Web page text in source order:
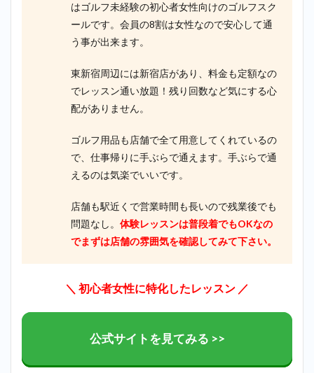
はゴルフ未経験の初心者女性向けのゴルフスク
ールです。会員の8割は女性なので安心して通
う事が出来ます。
東新宿周辺には新宿店があり、料金も定額なの
でレッスン通い放題！残り回数など気にする心
配がありません。
ゴルフ用品も店舗で全て用意してくれているの
で、仕事帰りに手ぶらで通えます。手ぶらで通
えるのは気楽でいいです。
店舗も駅近くで営業時間も長いので残業後でも
問題なし。 体験レッスンは普段着でもOKなの
でまずは店舗の雰囲気を確認してみて下さい。
＼ 初心者女性に特化したレッスン ／
公式サイトを見てみる >>